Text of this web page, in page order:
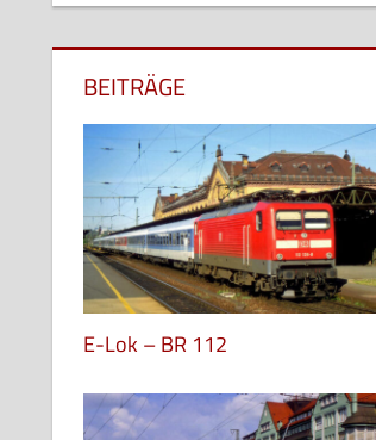
BEITRÄGE
E-Lok – BR 112